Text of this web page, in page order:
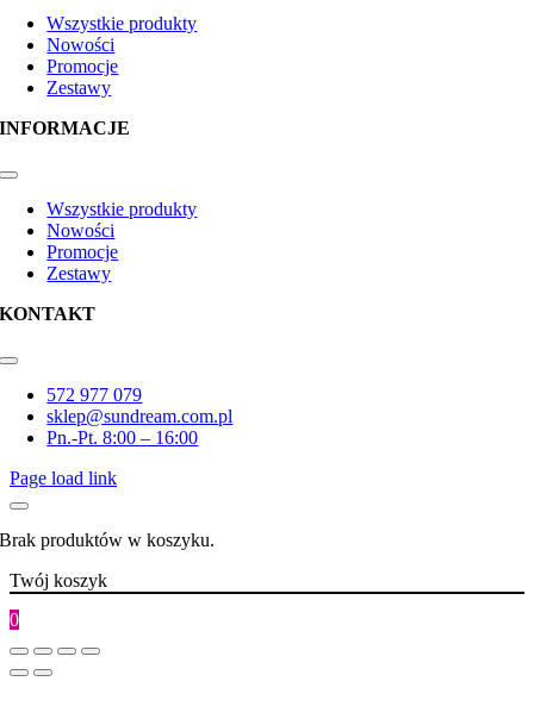
NavigationWszystkie produkty
Nowości
Promocje
Zestawy
INFORMACJE
Toggle
NavigationWszystkie produkty
Nowości
Promocje
Zestawy
KONTAKT
Toggle
Navigation572 977 079
sklep@sundream.com.pl
Pn.-Pt. 8:00 – 16:00
Page load link
Brak produktów w koszyku.
Twój koszyk
0